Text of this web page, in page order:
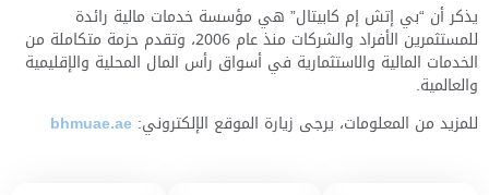
يذكر أن “بي إتش إم كابيتال” هي مؤسسة خدمات مالية رائدة
للمستثمرين الأفراد والشركات منذ عام 2006، وتقدم حزمة متكاملة من
الخدمات المالية والاستثمارية في أسواق رأس المال المحلية والإقليمية
والعالمية.
للمزيد من المعلومات، يرجى زيارة الموقع الإلكتروني: bhmuae.ae